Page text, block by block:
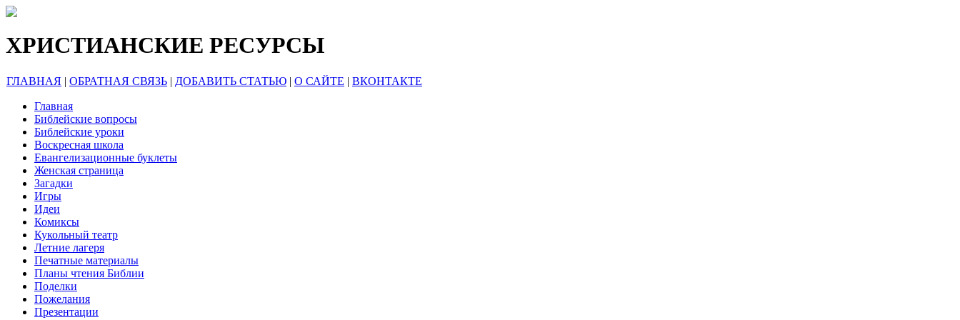
ХРИСТИАНСКИЕ РЕСУРСЫ
ГЛАВНАЯ | ОБРАТНАЯ СВЯЗЬ | ДОБАВИТЬ СТАТЬЮ | О САЙТЕ | ВКОНТАКТЕ
Главная
Библейские вопросы
Библейские уроки
Воскресная школа
Евангелизационные буклеты
Женская страница
Загадки
Игры
Идеи
Комиксы
Кукольный театр
Летние лагеря
Печатные материалы
Планы чтения Библии
Поделки
Пожелания
Презентации